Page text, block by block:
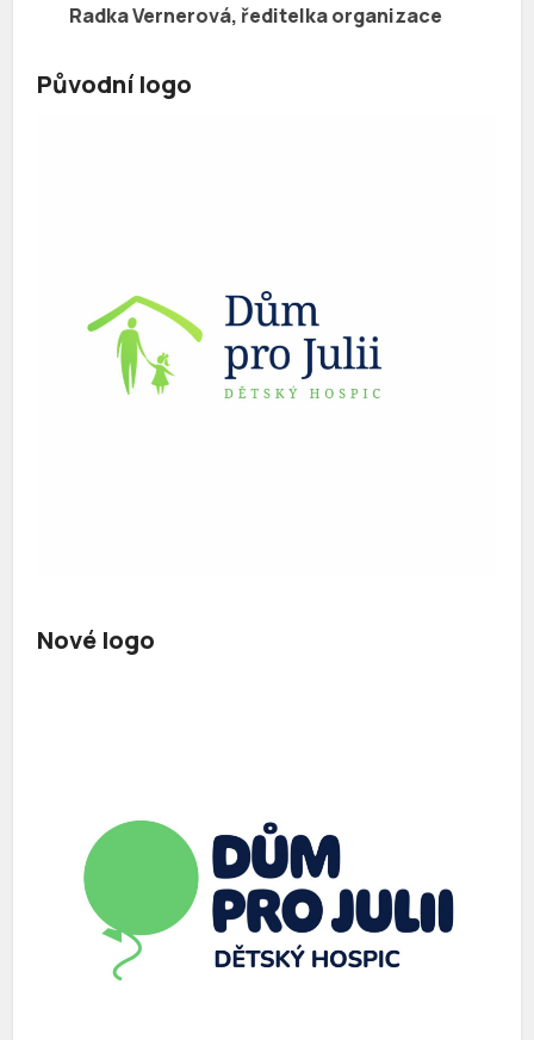
Radka Vernerová, ředitelka organizace
Původní logo
Nové logo